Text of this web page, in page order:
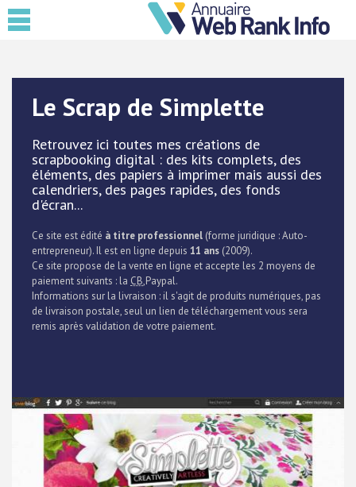
Le Scrap de Simplette
Retrouvez ici toutes mes créations de
scrapbooking digital : des kits complets, des
éléments, des papiers à imprimer mais aussi des
calendriers, des pages rapides, des fonds
d'écran...
Ce site est édité à titre professionnel (forme juridique : Auto-
entrepreneur). Il est en ligne depuis 11 ans (2009).
Ce site propose de la vente en ligne et accepte les 2 moyens de
paiement suivants : la CB,Paypal.
Informations sur la livraison : il s'agit de produits numériques, pas
de livraison postale, seul un lien de téléchargement vous sera
remis après validation de votre paiement.